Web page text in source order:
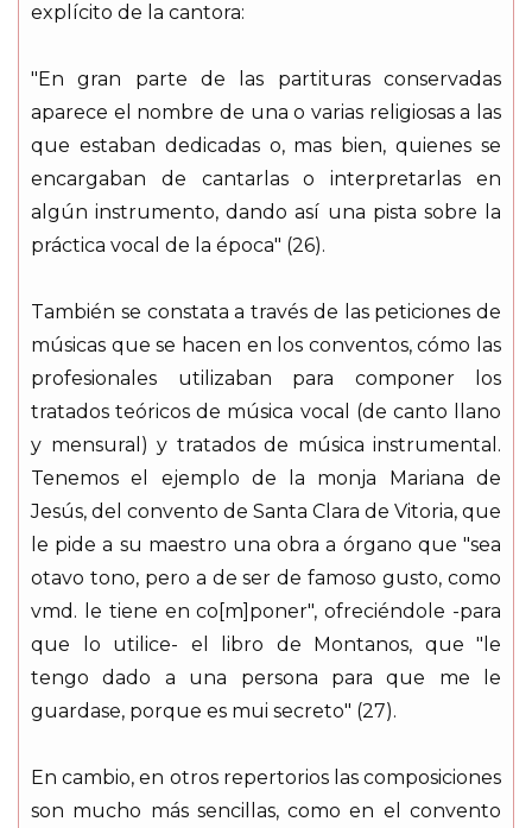
explícito de la cantora:
"En gran parte de las partituras conservadas
aparece el nombre de una o varias religiosas a las
que estaban dedicadas o, mas bien, quienes se
encargaban de cantarlas o interpretarlas en
algún instrumento, dando así una pista sobre la
práctica vocal de la época" (26).
También se constata a través de las peticiones de
músicas que se hacen en los conventos, cómo las
profesionales utilizaban para componer los
tratados teóricos de música vocal (de canto llano
y mensural) y tratados de música instrumental.
Tenemos el ejemplo de la monja Mariana de
Jesús, del convento de Santa Clara de Vitoria, que
le pide a su maestro una obra a órgano que "sea
otavo tono, pero a de ser de famoso gusto, como
vmd. le tiene en co[m]poner", ofreciéndole -para
que lo utilice- el libro de Montanos, que "le
tengo dado a una persona para que me le
guardase, porque es mui secreto" (27).
En cambio, en otros repertorios las composiciones
son mucho más sencillas, como en el convento